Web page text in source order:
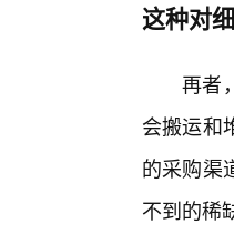
这种对
再者
会搬运和
的采购渠
不到的稀